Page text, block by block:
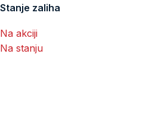
Stanje zaliha
Na akciji
Na stanju